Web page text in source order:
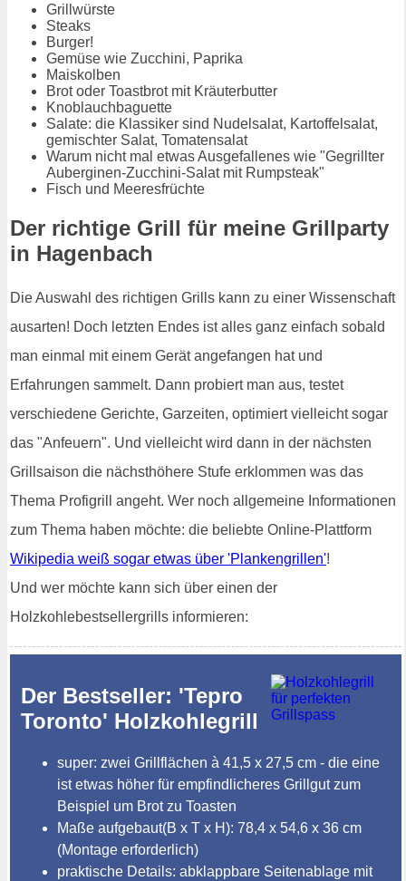
Grillwürste
Steaks
Burger!
Gemüse wie Zucchini, Paprika
Maiskolben
Brot oder Toastbrot mit Kräuterbutter
Knoblauchbaguette
Salate: die Klassiker sind Nudelsalat, Kartoffelsalat,
gemischter Salat, Tomatensalat
Warum nicht mal etwas Ausgefallenes wie "Gegrillter
Auberginen-Zucchini-Salat mit Rumpsteak"
Fisch und Meeresfrüchte
Der richtige Grill für meine Grillparty
in Hagenbach
Die Auswahl des richtigen Grills kann zu einer Wissenschaft
ausarten! Doch letzten Endes ist alles ganz einfach sobald
man einmal mit einem Gerät angefangen hat und
Erfahrungen sammelt. Dann probiert man aus, testet
verschiedene Gerichte, Garzeiten, optimiert vielleicht sogar
das "Anfeuern". Und vielleicht wird dann in der nächsten
Grillsaison die nächsthöhere Stufe erklommen was das
Thema Profigrill angeht. Wer noch allgemeine Informationen
zum Thema haben möchte: die beliebte Online-Plattform
Wikipedia weiß sogar etwas über 'Plankengrillen'!
Und wer möchte kann sich über einen der
Holzkohlebestsellergrills informieren:
Der Bestseller: 'Tepro
Toronto' Holzkohlegrill
super: zwei Grillflächen à 41,5 x 27,5 cm - die eine
ist etwas höher für empfindlicheres Grillgut zum
Beispiel um Brot zu Toasten
Maße aufgebaut(B x T x H): 78,4 x 54,6 x 36 cm
(Montage erforderlich)
praktische Details: abklappbare Seitenablage mit